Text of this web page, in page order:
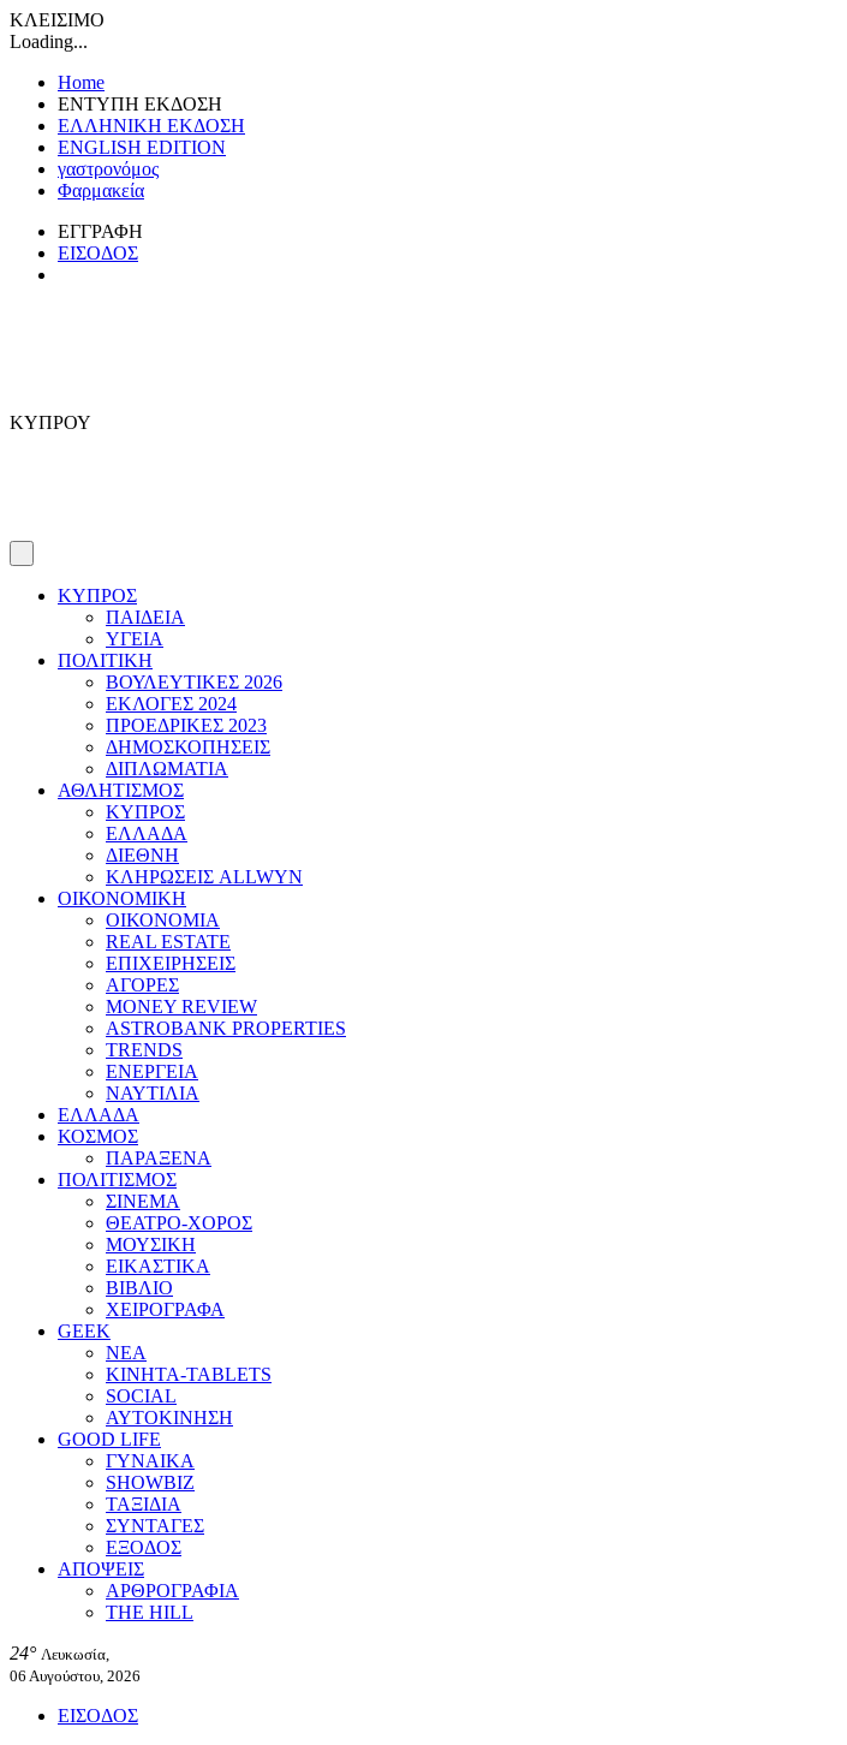
ΚΛΕΙΣΙΜΟ
Loading...
Home
ΕΝΤΥΠΗ ΕΚΔΟΣΗ
ΕΛΛΗΝΙΚΗ ΕΚΔΟΣΗ
ENGLISH EDITION
γαστρονόμος
Φαρμακεία
ΕΓΓΡΑΦΗ
ΕΙΣΟΔΟΣ
ΚΥΠΡΟΥ
ΚΥΠΡΟΣ
ΠΑΙΔΕΙΑ
ΥΓΕΙΑ
ΠΟΛΙΤΙΚΗ
ΒΟΥΛΕΥΤΙΚΕΣ 2026
ΕΚΛΟΓΕΣ 2024
ΠΡΟΕΔΡΙΚΕΣ 2023
ΔΗΜΟΣΚΟΠΗΣΕΙΣ
ΔΙΠΛΩΜΑΤΙΑ
ΑΘΛΗΤΙΣΜΟΣ
ΚΥΠΡΟΣ
ΕΛΛΑΔΑ
ΔΙΕΘΝΗ
ΚΛΗΡΩΣΕΙΣ ALLWYN
ΟΙΚΟΝΟΜΙΚΗ
ΟΙΚΟΝΟΜΙΑ
REAL ESTATE
ΕΠΙΧΕΙΡΗΣΕΙΣ
ΑΓΟΡΕΣ
MONEY REVIEW
ASTROBANK PROPERTIES
TRENDS
ΕΝΕΡΓΕΙΑ
ΝΑΥΤΙΛΙΑ
ΕΛΛΑΔΑ
ΚΟΣΜΟΣ
ΠΑΡΑΞΕΝΑ
ΠΟΛΙΤΙΣΜΟΣ
ΣΙΝΕΜΑ
ΘΕΑΤΡΟ-ΧΟΡΟΣ
ΜΟΥΣΙΚΗ
ΕΙΚΑΣΤΙΚΑ
ΒΙΒΛΙΟ
ΧΕΙΡΟΓΡΑΦΑ
GEEK
ΝΕΑ
ΚΙΝΗΤΑ-TABLETS
SOCIAL
ΑΥΤΟΚΙΝΗΣΗ
GOOD LIFE
ΓΥΝΑΙΚΑ
SHOWBIZ
ΤΑΞΙΔΙΑ
ΣΥΝΤΑΓΕΣ
ΕΞΟΔΟΣ
ΑΠΟΨΕΙΣ
ΑΡΘΡΟΓΡΑΦΙΑ
THE HILL
24° Λευκωσία,
06 Αυγούστου, 2026
ΕΙΣΟΔΟΣ